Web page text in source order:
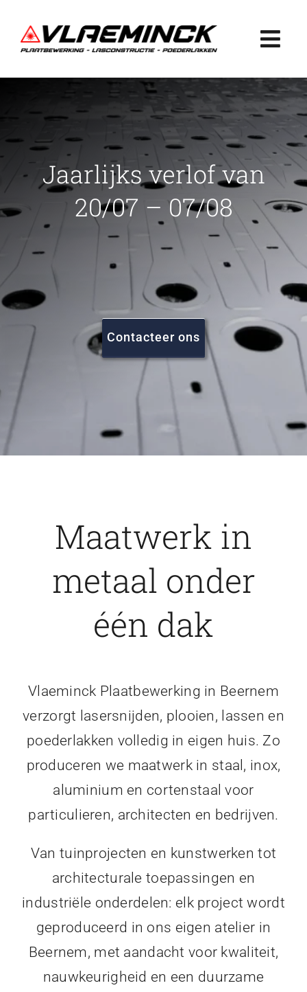
naar
inhoud
Plaatbewerking
Lasconstructie
Poederlakken
Projecten
FAQ
Vacatures
Jaarlijks verlof van
20/07 – 07/08
Contacteer ons
Maatwerk in
metaal onder
één dak
Vlaeminck Plaatbewerking in Beernem
verzorgt lasersnijden, plooien, lassen en
poederlakken volledig in eigen huis. Zo
produceren we maatwerk in staal, inox,
aluminium en cortenstaal voor
particulieren, architecten en bedrijven.
Van tuinprojecten en kunstwerken tot
architecturale toepassingen en
industriële onderdelen: elk project wordt
geproduceerd in ons eigen atelier in
Beernem, met aandacht voor kwaliteit,
nauwkeurigheid en een duurzame